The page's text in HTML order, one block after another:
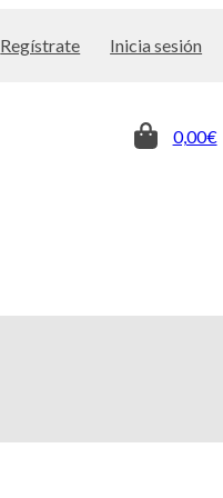
Regístrate Inicia sesión
0,00€